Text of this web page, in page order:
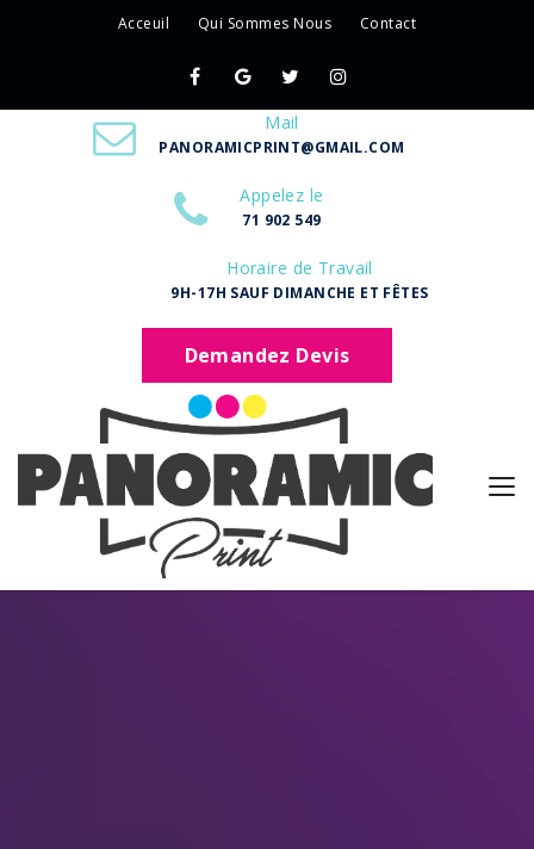
Acceuil Qui Sommes Nous Contact
Mail
PANORAMICPRINT@GMAIL.COM
Appelez le
71 902 549
Horaire de Travail
9H-17H SAUF DIMANCHE ET FÊTES
Demandez Devis